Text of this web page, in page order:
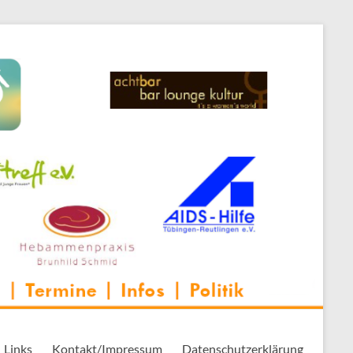
Links Kontakt/Impressum Datenschutzerklärung